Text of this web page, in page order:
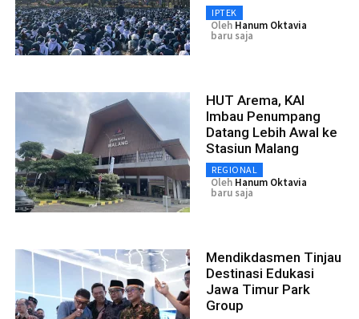
IPTEK
Oleh Hanum Oktavia
baru saja
HUT Arema, KAI
Imbau Penumpang
Datang Lebih Awal ke
Stasiun Malang
REGIONAL
Oleh Hanum Oktavia
baru saja
Mendikdasmen Tinjau
Destinasi Edukasi
Jawa Timur Park
Group